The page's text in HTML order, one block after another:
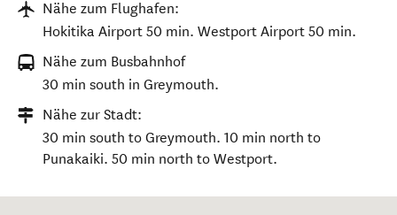
Nähe zum Flughafen:
Hokitika Airport 50 min. Westport Airport 50 min.
Nähe zum Busbahnhof
30 min south in Greymouth.
Nähe zur Stadt:
30 min south to Greymouth. 10 min north to
Punakaiki. 50 min north to Westport.